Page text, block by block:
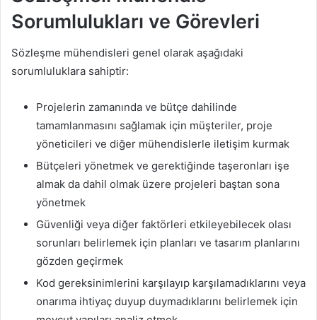
Sorumlulukları ve Görevleri
Sözleşme mühendisleri genel olarak aşağıdaki
sorumluluklara sahiptir:
Projelerin zamanında ve bütçe dahilinde
tamamlanmasını sağlamak için müşteriler, proje
yöneticileri ve diğer mühendislerle iletişim kurmak
Bütçeleri yönetmek ve gerektiğinde taşeronları işe
almak da dahil olmak üzere projeleri baştan sona
yönetmek
Güvenliği veya diğer faktörleri etkileyebilecek olası
sorunları belirlemek için planları ve tasarım planlarını
gözden geçirmek
Kod gereksinimlerini karşılayıp karşılamadıklarını veya
onarıma ihtiyaç duyup duymadıklarını belirlemek için